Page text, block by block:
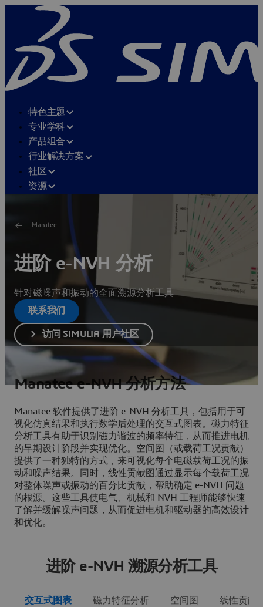
特色主题
专业学科
产品组合
行业解决方案
社区
资源
Manatee
进阶 e-NVH 分析
针对磁噪声和振动的全面溯源分析工具
联系我们
访问 SIMULIA 用户社区
Manatee e-NVH 分析方法
Manatee 软件提供了进阶 e-NVH 分析工具，包括用于可
视化仿真结果和执行数学后处理的交互式图表。磁力特征
分析工具有助于识别磁力谐波的频率特征，从而推进电机
的早期设计阶段并实现优化。空间图（或载荷工况贡献）
提供了一种独特的方式，来可视化每个电磁载荷工况的振
动和噪声结果。同时，线性贡献图通过显示每个载荷工况
对整体噪声或振动的百分比贡献，帮助确定 e-NVH 问题
的根源。这些工具使电气、机械和 NVH 工程师能够快速
了解并缓解噪声问题，从而促进电机和驱动器的高效设计
和优化。
进阶 e-NVH 溯源分析工具
交互式图表 磁力特征分析 空间图 线性贡献